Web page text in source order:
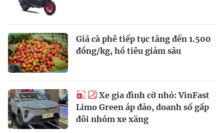
Giá cà phê tiếp tục tăng đến 1.500
đồng/kg, hồ tiêu giảm sâu
Xe gia đình cỡ nhỏ: VinFast
Limo Green áp đảo, doanh số gấp
đôi nhóm xe xăng